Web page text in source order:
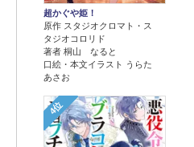
超かぐや姫！
原作 スタジオクロマト・ス
タジオコロリド
著者 桐山 なると
口絵・本文イラスト うらた
あさお
4位